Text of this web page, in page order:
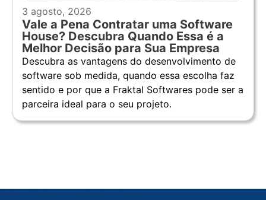
3 agosto, 2026
Vale a Pena Contratar uma Software
House? Descubra Quando Essa é a
Melhor Decisão para Sua Empresa
Descubra as vantagens do desenvolvimento de
software sob medida, quando essa escolha faz
sentido e por que a Fraktal Softwares pode ser a
parceira ideal para o seu projeto.